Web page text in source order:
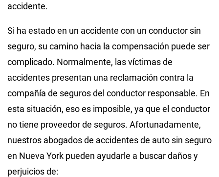
accidente.
Si ha estado en un accidente con un conductor sin
seguro, su camino hacia la compensación puede ser
complicado. Normalmente, las víctimas de
accidentes presentan una reclamación contra la
compañía de seguros del conductor responsable. En
esta situación, eso es imposible, ya que el conductor
no tiene proveedor de seguros. Afortunadamente,
nuestros abogados de accidentes de auto sin seguro
en Nueva York pueden ayudarle a buscar daños y
perjuicios de: